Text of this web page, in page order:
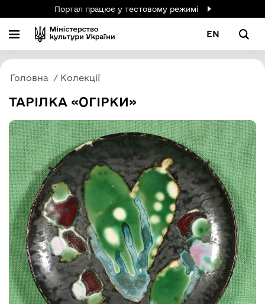
Портал працює у тестовому режимі
EN
Головна Колекції
ТАРІЛКА «ОГІРКИ»